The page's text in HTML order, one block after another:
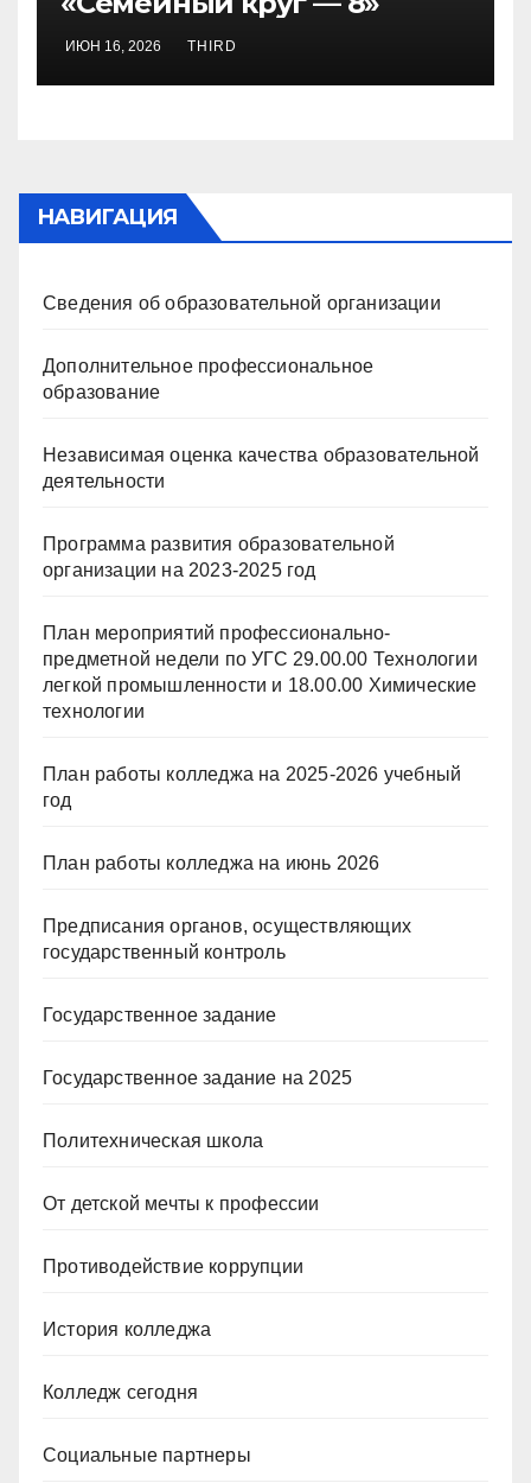
ИЮН 16, 2026 THIRD
НАВИГАЦИЯ
Сведения об образовательной организации
Дополнительное профессиональное
образование
Независимая оценка качества образовательной
деятельности
Программа развития образовательной
организации на 2023-2025 год
План мероприятий профессионально-
предметной недели по УГС 29.00.00 Технологии
легкой промышленности и 18.00.00 Химические
технологии
План работы колледжа на 2025-2026 учебный
год
План работы колледжа на июнь 2026
Предписания органов, осуществляющих
государственный контроль
Государственное задание
Государственное задание на 2025
Политехническая школа
От детской мечты к профессии
Противодействие коррупции
История колледжа
Колледж сегодня
Социальные партнеры